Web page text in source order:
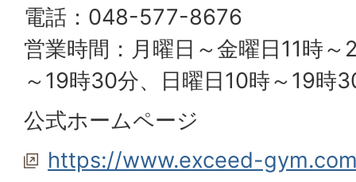
電話：048-577-8676
営業時間：月曜日～金曜日11時
～19時30分、日曜日10時～19時
公式ホームページ
https://www.exceed-